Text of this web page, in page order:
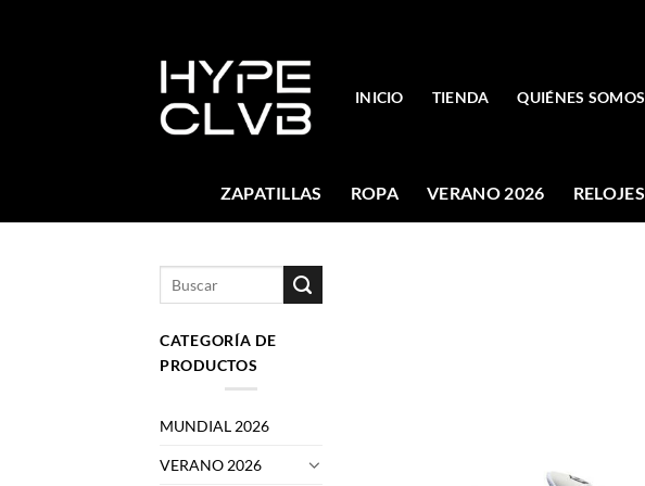
INICIO TIENDA QUIÉNES SOMOS
ZAPATILLAS ROPA VERANO 2026 RELOJES
CATEGORÍA DE
PRODUCTOS
MUNDIAL 2026
VERANO 2026